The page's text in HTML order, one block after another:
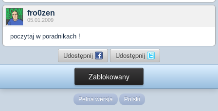
fro0zen
05.01.2009
poczytaj w poradnikach !
Udostępnij Udostępnij
Zablokowany
Pełna wersja Polski